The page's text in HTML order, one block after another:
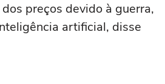
preços devido à guerra,
artificial, disse